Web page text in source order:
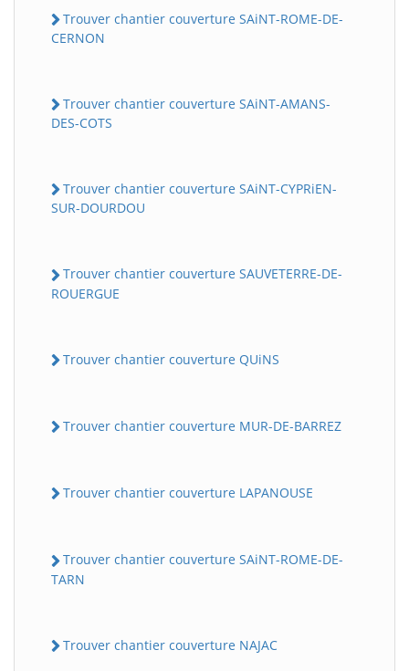
Trouver chantier couverture SAiNT-ROME-DE-
CERNON
Trouver chantier couverture SAiNT-AMANS-
DES-COTS
Trouver chantier couverture SAiNT-CYPRiEN-
SUR-DOURDOU
Trouver chantier couverture SAUVETERRE-DE-
ROUERGUE
Trouver chantier couverture QUiNS
Trouver chantier couverture MUR-DE-BARREZ
Trouver chantier couverture LAPANOUSE
Trouver chantier couverture SAiNT-ROME-DE-
TARN
Trouver chantier couverture NAJAC